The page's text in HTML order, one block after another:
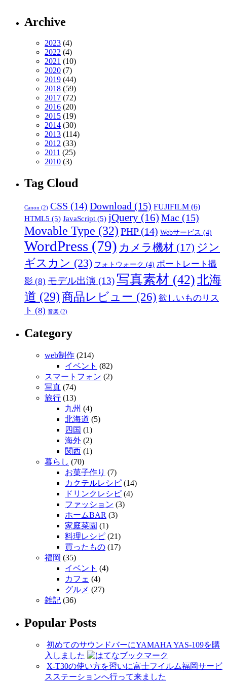
Archive
2023 (4)
2022 (4)
2021 (10)
2020 (7)
2019 (44)
2018 (59)
2017 (72)
2016 (20)
2015 (19)
2014 (30)
2013 (114)
2012 (33)
2011 (25)
2010 (3)
Tag Cloud
Canon (2) CSS (14) Download (15) FUJIFILM (6)
HTML5 (5) JavaScript (5) jQuery (16) Mac (15)
Movable Type (32) PHP(14) Webサービス (4)
WordPress (79) カメラ機材 (17) ジン
ギスカン (23) フォトウォーク (4) ポートレート撮
影 (8) モデル出演 (13) 写真素材 (42)北海
道 (29)商品レビュー (26) 欲しいものリス
ト (8) 音楽 (2)
Category
web制作 (214)
イベント (82)
スマートフォン (2)
写真 (74)
旅行 (13)
九州 (4)
北海道 (5)
四国 (1)
海外 (2)
関西 (1)
暮らし (70)
お菓子作り (7)
カクテルレシピ (14)
ドリンクレシピ (4)
ファッション (3)
ホームBAR (3)
家庭菜園 (1)
料理レシピ (21)
買ったもの (17)
福岡 (35)
イベント (4)
カフェ (4)
グルメ (27)
雑記 (36)
Popular Posts
初めてのサウンドバーにYAMAHA YAS-109を購
入しました
X-T30の使い方を習いに富士フイルム福岡サービ
スステーションへ行って来ました